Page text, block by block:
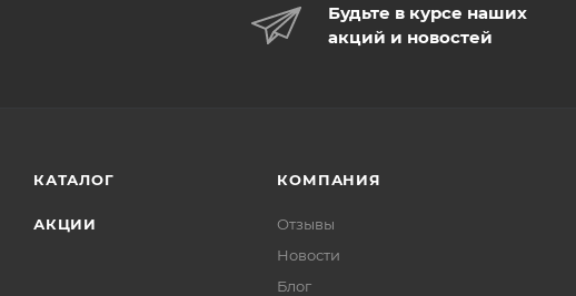
Будьте в курсе наших
акций и новостей
КАТАЛОГ
АКЦИИ
КОМПАНИЯ
Отзывы
Новости
Блог